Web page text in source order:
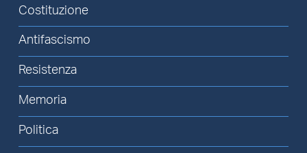
Costituzione
Antifascismo
Resistenza
Memoria
Politica